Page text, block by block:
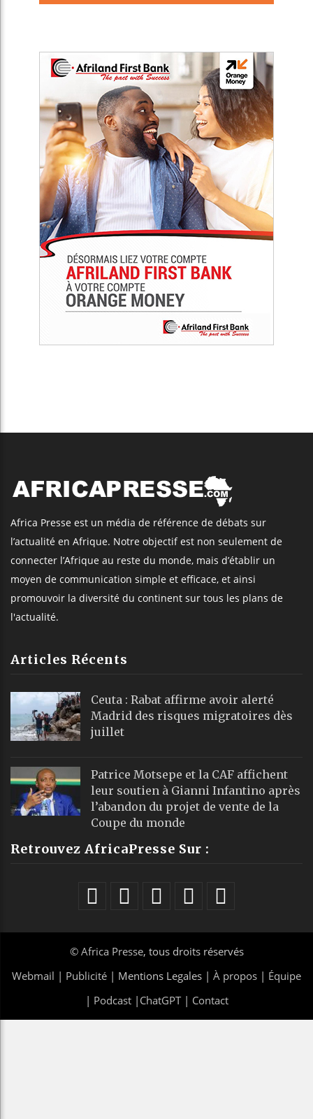
Africa Presse est un média de référence de débats sur
l’actualité en Afrique. Notre objectif est non seulement de
connecter l’Afrique au reste du monde, mais d’établir un
moyen de communication simple et efficace, et ainsi
promouvoir la diversité du continent sur tous les plans de
l'actualité.
Articles Récents
Ceuta : Rabat affirme avoir alerté
Madrid des risques migratoires dès
juillet
Patrice Motsepe et la CAF affichent
leur soutien à Gianni Infantino après
l’abandon du projet de vente de la
Coupe du monde
Retrouvez AfricaPresse Sur :
© Africa Presse, tous droits réservés
Webmail | Publicité | Mentions Legales | À propos | Équipe
| Podcast| ChatGPT| Contact